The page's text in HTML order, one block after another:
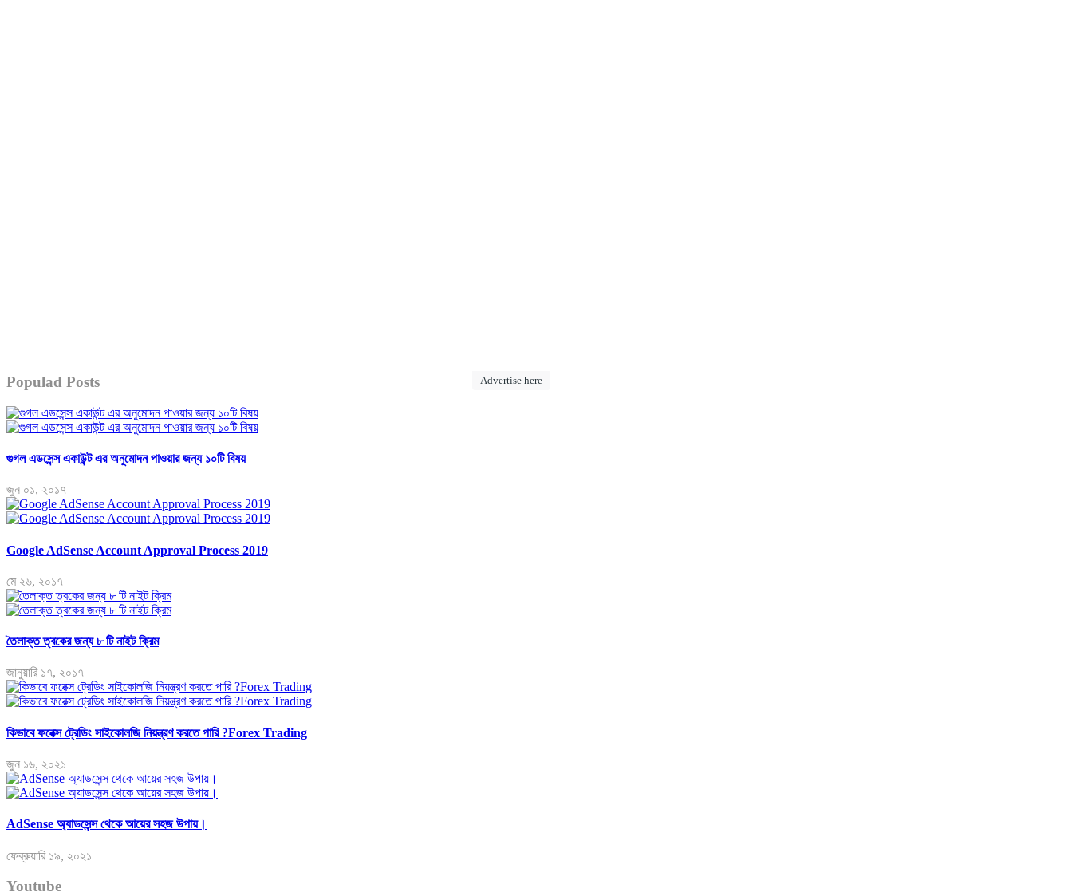
Advertise here
Populad Posts
গুগল এডসেন্স একাউন্ট এর অনুমোদন পাওয়ার জন্য ১০টি বিষয়
জুন ০১, ২০১৭
Google AdSense Account Approval Process 2019
মে ২৬, ২০১৭
তৈলাক্ত ত্বকের জন্য ৮ টি নাইট ক্রিম
জানুয়ারি ১৭, ২০১৭
কিভাবে ফরেক্স ট্রেডিং সাইকোলজি নিয়ন্ত্রণ করতে পারি ?Forex Trading
জুন ১৬, ২০২১
AdSense অ্যাডসেন্স থেকে আয়ের সহজ উপায়।
ফেব্রুয়ারি ১৯, ২০২১
Youtube